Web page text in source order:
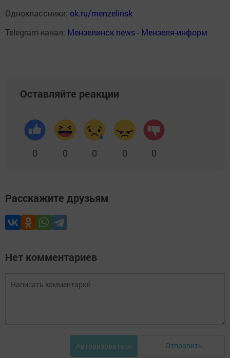
Одноклассники: ok.ru/menzelinsk
Telegram-канал: Мензелинск news - Мензеля-информ
Оставляйте реакции
0 0 0 0 0
Расскажите друзьям
Нет комментариев
Авторизоваться Отправить